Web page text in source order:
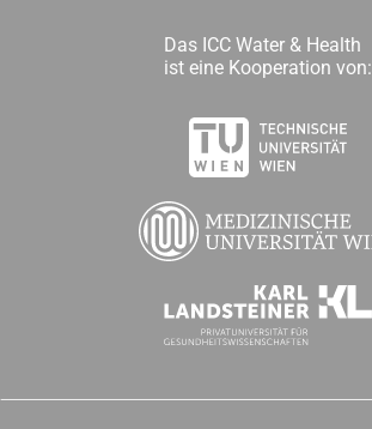
Das ICC Water & Health
ist eine Kooperation von: